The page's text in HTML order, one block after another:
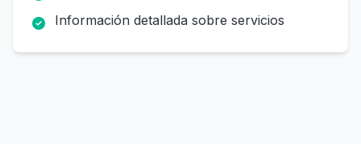
Información detallada sobre servicios